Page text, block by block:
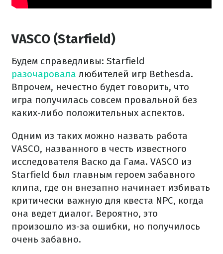
VASCO (Starfield)
Будем справедливы: Starfield
разочаровала любителей игр Bethesda.
Впрочем, нечестно будет говорить, что
игра получилась совсем провальной без
каких-либо положительных аспектов.
Одним из таких можно назвать работа
VASCO, названного в честь известного
исследователя Васко да Гама. VASCO из
Starfield был главным героем забавного
клипа, где он внезапно начинает избивать
критически важную для квеста NPC, когда
она ведет диалог. Вероятно, это
произошло из-за ошибки, но получилось
очень забавно.